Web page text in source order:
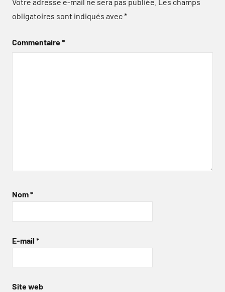
obligatoires sont indiqués avec*
Commentaire*
Nom*
E-mail *
Site web